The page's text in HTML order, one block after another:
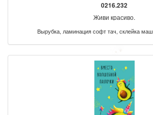
0216.232
Живи красиво.
Вырубка, ламинация софт тач, склейка